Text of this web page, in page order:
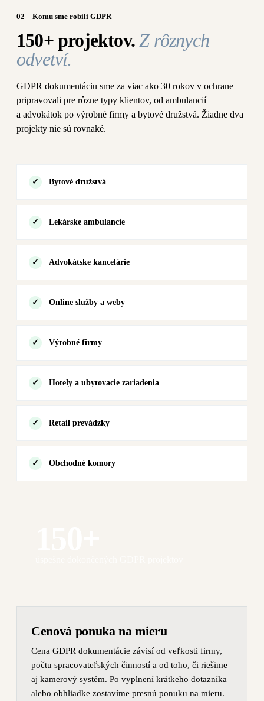
02 Komu sme robili GDPR
150+ projektov.Z rôznych
odvetví.
GDPR dokumentáciu sme za viac ako 30 rokov v ochrane
pripravovali pre rôzne typy klientov, od ambulancií
a advokátok po výrobné firmy a bytové družstvá. Žiadne dva
projekty nie sú rovnaké.
Bytové družstvá
Lekárske ambulancie
Advokátske kancelárie
Online služby a weby
Výrobné firmy
Hotely a ubytovacie zariadenia
Retail prevádzky
Obchodné komory
Cenová ponuka na mieru
Cena GDPR dokumentácie závisí od veľkosti firmy,
počtu spracovateľských činností a od toho, či riešime
aj kamerový systém. Po vyplnení krátkeho dotazníka
alebo obhliadke zostavíme presnú ponuku na mieru.